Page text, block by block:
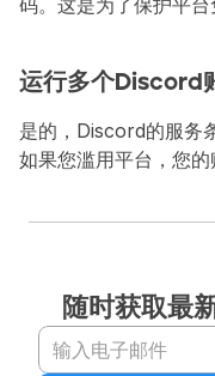
运行多个Discord
是的，Discord的服务
如果您滥用平台，您的
随时获取最